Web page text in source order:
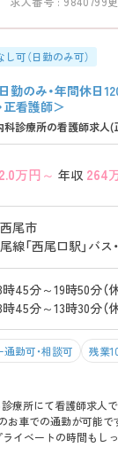
可（日勤のみ可）
勤のみ・年間休日
正看護師＞
診療所の看護師求人(
万円～ 年収 264
尾市
線「西尾口駅」バス
時45分～19時50分（
時45分～13時30分（
勤可・相談可 残業
看護師求人です。 無料駐車場
通勤が可能です。 年間休日120
イベートの時間もしっ